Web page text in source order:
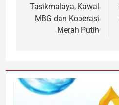
Tasikmalaya, Kawal
MBG dan Koperasi
Merah Putih